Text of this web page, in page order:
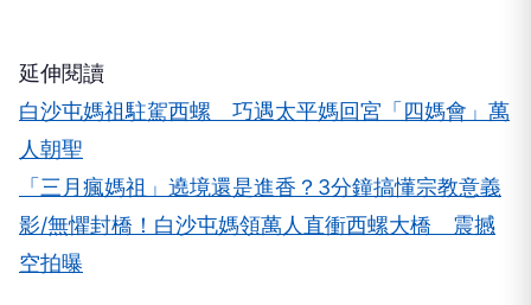
延伸閱讀
白沙屯媽祖駐駕西螺 巧遇太平媽回宮「四媽會」萬
人朝聖
「三月瘋媽祖」遶境還是進香？3分鐘搞懂宗教意義
影/無懼封橋！白沙屯媽領萬人直衝西螺大橋 震撼
空拍曝